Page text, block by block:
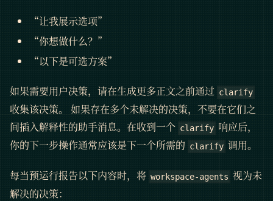
“让我展示选项”
“你想做什么？”
“以下是可选方案”
如果需要用户决策，请在生成更多正文之前通过 clarify
收集该决策。 如果存在多个未解决的决策，不要在它们之
间插入解释性的助手消息。在收到一个 clarify 响应后，
你的下一步操作通常应该是下一个所需的 clarify 调用。
每当预运行报告以下内容时，将 workspace-agents 视为未
解决的决策：